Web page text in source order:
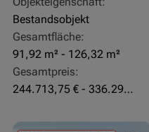
Bestandsobjekt
Gesamtfläche:
91,92 m² - 126,32 m²
Gesamtpreis:
244.713,75 € - 336.292 €